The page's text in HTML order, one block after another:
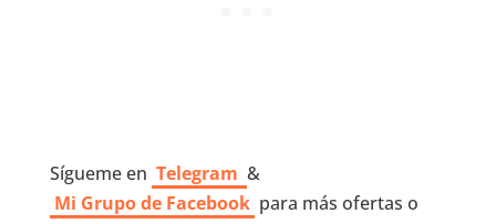
Sígueme en Telegram &
Mi Grupo de Facebook para más ofertas o